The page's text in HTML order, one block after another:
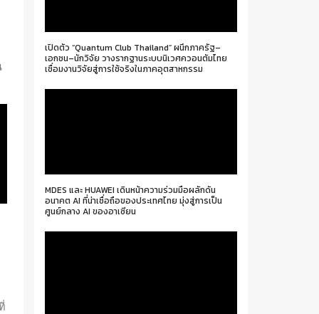
เปิดตัว “Quantum Club Thailand” ผนึกภาครัฐ–
เอกชน–นักวิจัย วางรากฐานระบบนิเวศควอนตัมไทย
เชื่อมงานวิจัยสู่การใช้จริงในภาคอุตสาหกรรม
MDES และ HUAWEI เดินหน้าความร่วมมือผลักดัน
อนาคต AI ที่น่าเชื่อถือของประเทศไทย มุ่งสู่การเป็น
ศูนย์กลาง AI ของอาเซียน